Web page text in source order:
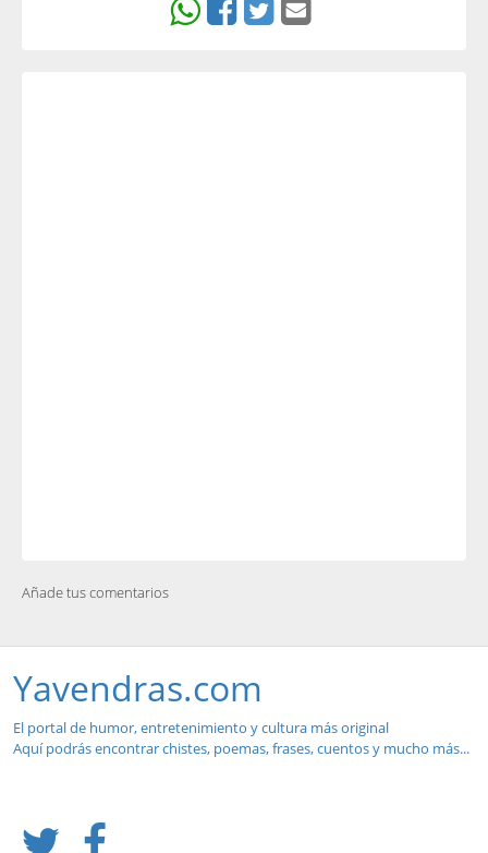
Añade tus comentarios
Yavendras.com
El portal de humor, entretenimiento y cultura más original
Aquí podrás encontrar chistes, poemas, frases, cuentos y mucho más...